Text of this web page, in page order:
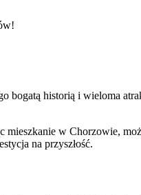
bogatą historią i wieloma
mieszkanie w Chorzowie,
na przyszłość.